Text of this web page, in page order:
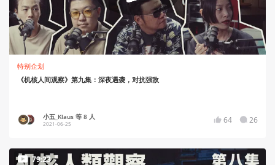
特别企划
《机核人间观察》第九集：深夜遇袭，对抗强敌
小五_Klaus 等 8 人
2021-06-25 64 26
79:23